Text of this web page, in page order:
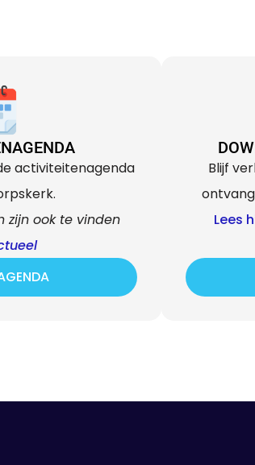
activiteitenagenda
zijn ook te vinden
Blijf
Lees